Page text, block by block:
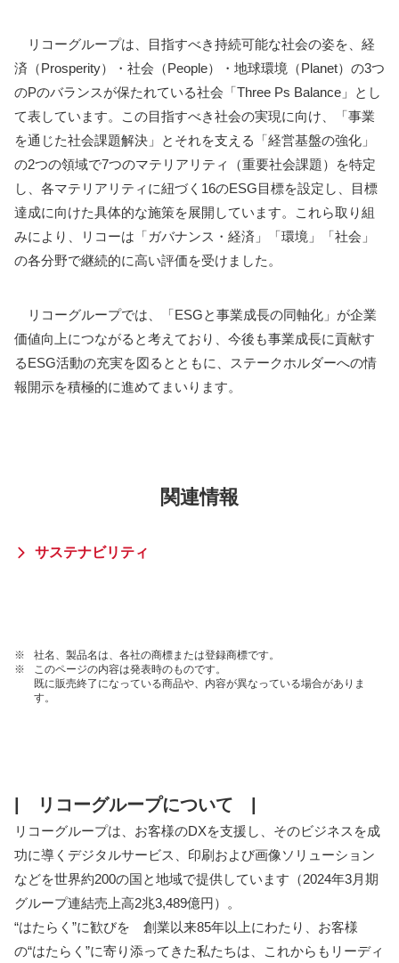
リコーグループは、目指すべき持続可能な社会の姿を、経
済（Prosperity）・社会（People）・地球環境（Planet）の3つ
のPのバランスが保たれている社会「Three Ps Balance」とし
て表しています。この目指すべき社会の実現に向け、「事業
を通じた社会課題解決」とそれを支える「経営基盤の強化」
の2つの領域で7つのマテリアリティ（重要社会課題）を特定
し、各マテリアリティに紐づく16のESG目標を設定し、目標
達成に向けた具体的な施策を展開しています。これら取り組
みにより、リコーは「ガバナンス・経済」「環境」「社会」
の各分野で継続的に高い評価を受けました。
リコーグループでは、「ESGと事業成長の同軸化」が企業
価値向上につながると考えており、今後も事業成長に貢献す
るESG活動の充実を図るとともに、ステークホルダーへの情
報開示を積極的に進めてまいります。
関連情報
サステナビリティ
※
社名、製品名は、各社の商標または登録商標です。
※
このページの内容は発表時のものです。
既に販売終了になっている商品や、内容が異なっている場合がありま
す。
| リコーグループについて |
リコーグループは、お客様のDXを支援し、そのビジネスを成
功に導くデジタルサービス、印刷および画像ソリューション
などを世界約200の国と地域で提供しています（2024年3月期
グループ連結売上高2兆3,489億円）。
“はたらく”に歓びを 創業以来85年以上にわたり、お客様
の“はたらく”に寄り添ってきた私たちは、これからもリーディ